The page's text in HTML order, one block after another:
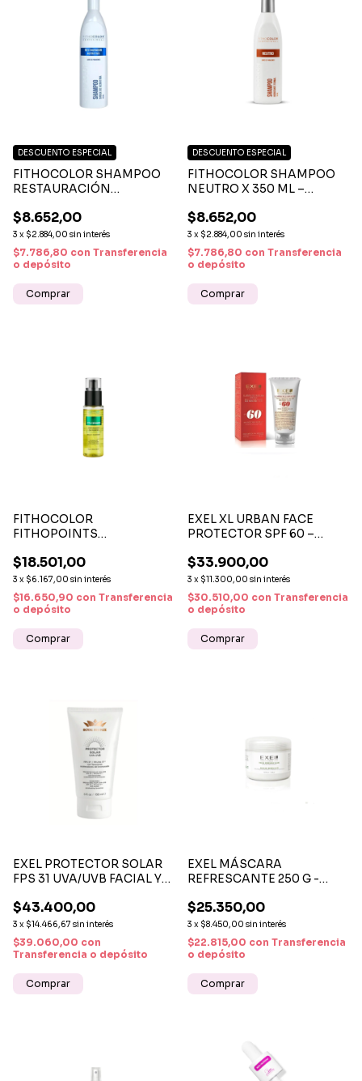
FITHOCOLOR SHAMPOO
RESTAURACIÓN
REPARACIÓN, SUAVIDAD
Y BRILLO NATURAL
$8.652,00
3 x $2.884,00 sin interés
DESCUENTO ESPECIAL
$7.786,80 con Transferencia
o depósito
FITHOCOLOR SHAMPOO
NEUTRO X 350 ML –
EQUILIBRANTE PARA
TODO TIPO DE CABELLO
$8.652,00
3 x $2.884,00 sin interés
DESCUENTO ESPECIAL
$7.786,80 con Transferencia
o depósito
FITHOCOLOR
FITHOPOINTS
60 ML – BRILLO, SUAVIDAD
Y REPARACIÓN
INSTANTÁNEA
$18.501,00
3 x $6.167,00 sin interés
$16.650,90 con Transferencia
o depósito
EXEL XL URBAN FACE
PROTECTOR SPF 60 –
$33.900,00
3 x $11.300,00 sin interés
$30.510,00 con Transferencia
o depósito
EXEL PROTECTOR SOLAR
FPS 31 UVA/UVB FACIAL Y
$43.400,00
3 x $14.466,67 sin interés
$39.060,00 con
Transferencia o depósito
EXEL MÁSCARA
REFRESCANTE 250 G -
EXTRACTOS VEGETALES Y
VITAMINA E
$25.350,00
3 x $8.450,00 sin interés
$22.815,00 con Transferencia
o depósito